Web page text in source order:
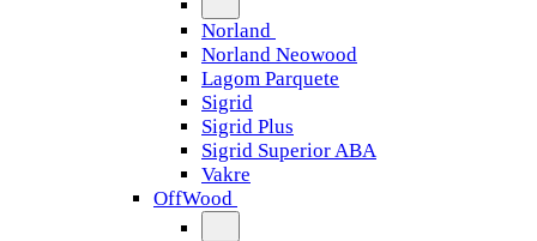
Norland
Norland Neowood
Lagom Parquete
Sigrid
Sigrid Plus
Sigrid Superior ABA
Vakre
OffWood